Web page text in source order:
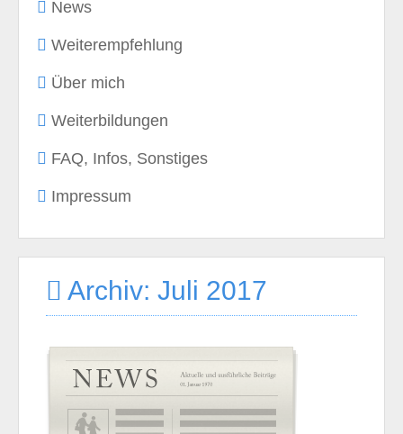
News
Weiterempfehlung
Über mich
Weiterbildungen
FAQ, Infos, Sonstiges
Impressum
Archiv: Juli 2017